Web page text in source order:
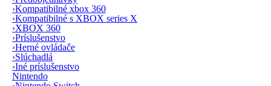
›Kompatibilné xbox 360
›Kompatibilné s XBOX series X
›XBOX 360
›Príslušenstvo
›Herné ovládače
›Slúchadlá
›Iné príslušenstvo
Nintendo